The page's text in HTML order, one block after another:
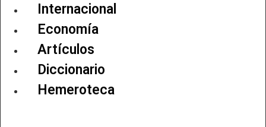
Internacional
Economía
Artículos
Diccionario
Hemeroteca